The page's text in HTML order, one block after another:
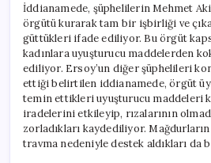
İddianamede, şüphelilerin Mehmet
örgütü kurarak tam bir işbirliği ve
güttükleri ifade ediliyor. Bu örgüt
kadınlara uyuşturucu maddelerden
ediliyor. Ersoy’un diğer şüphelileri
ettiği belirtilen iddianamede, örgüt
temin ettikleri uyuşturucu maddeleri
iradelerini etkileyip, rızalarının
zorladıkları kaydediliyor.
travma nedeniyle destek aldıkları da